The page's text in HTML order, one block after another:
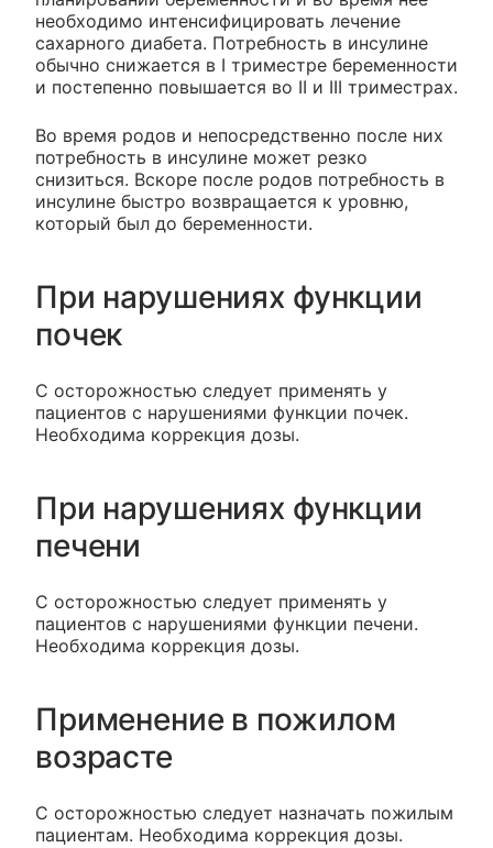
необходимо интенсифицировать лечение
сахарного диабета. Потребность в инсулине
обычно снижается в I триместре беременности
и постепенно повышается во II и III триместрах.
Во время родов и непосредственно после них
потребность в инсулине может резко
снизиться. Вскоре после родов потребность в
инсулине быстро возвращается к уровню,
который был до беременности.
При нарушениях функции
почек
С осторожностью следует применять у
пациентов с нарушениями функции почек.
Необходима коррекция дозы.
При нарушениях функции
печени
С осторожностью следует применять у
пациентов с нарушениями функции печени.
Необходима коррекция дозы.
Применение в пожилом
возрасте
С осторожностью следует назначать пожилым
пациентам. Необходима коррекция дозы.